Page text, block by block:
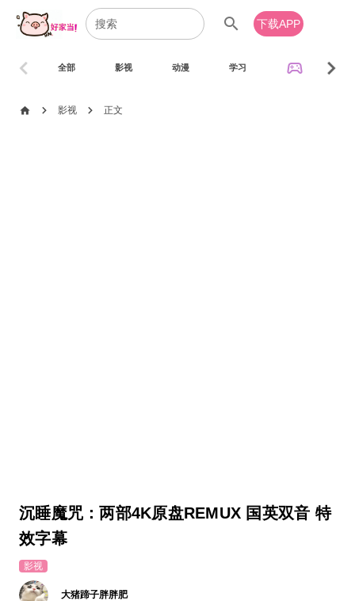
search 下载APP
全部 影视 动漫 学习 sports_esports
chevron_left chevron_right
home chevron_right 影视 chevron_right 正文
沉睡魔咒：两部4K原盘REMUX 国英双音 特
效字幕
影视
大猪蹄子胖胖肥